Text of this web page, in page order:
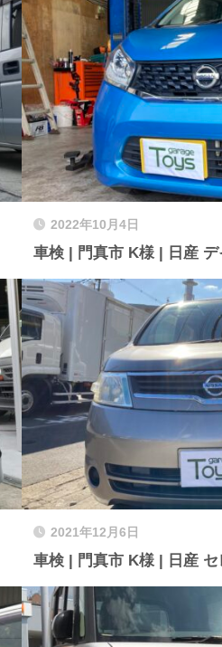
2022年10月4日
車検 | 門真市 K様 | 日産 デ
2021年12月6日
車検 | 門真市 K様 | 日産 セ